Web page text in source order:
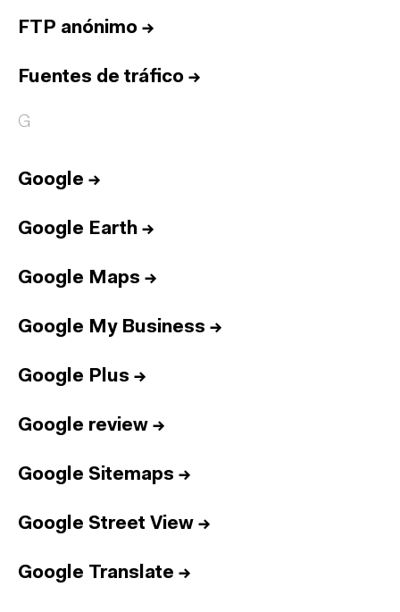
FTP anónimo →
Fuentes de tráfico →
G
Google →
Google Earth →
Google Maps →
Google My Business →
Google Plus →
Google review →
Google Sitemaps →
Google Street View →
Google Translate →